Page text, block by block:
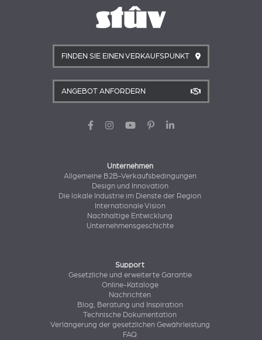
FINDEN SIE EINEN VERKAUFSPUNKT
ANGEBOT ANFORDERN
Unternehmen
Allgemeine B2B-Verkaufsbedingungen
Design und Innovation
Die lokale Industrie im Dienste der Region
Internationale Vision
Nachhaltige Entwicklung
Unternehmensgeschichte
Support
Gesetzliche und erweiterte Garantie
Online-Kataloge
Nachrichten
Blog, Beratung und Inspiration
Technische Dokumentation
Verlängerung der gesetzlichen Gewährleistung
FAQ